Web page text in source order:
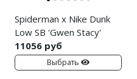
Spiderman x Nike Dunk
Low SB 'Gwen Stacy'
11056 руб
Выбрать